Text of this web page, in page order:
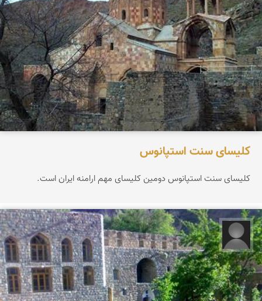
كلیسای سنت استپانوس
كلیسای سنت استپانوس دومین كلیسای مهم ارامنه ایران است.
سید مجتبی شهیدی